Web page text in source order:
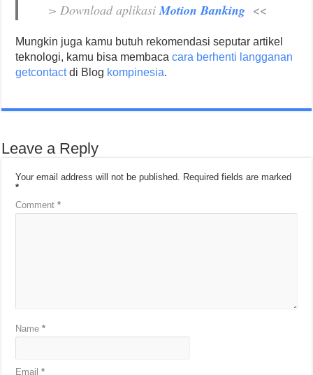
> Download aplikasiMotion Banking <<
Mungkin juga kamu butuh rekomendasi seputar artikel
teknologi, kamu bisa membacacara berhenti langganan
getcontactdi Blog kompinesia.
Leave a Reply
Your email address will not be published. Required fields are marked
*
Comment*
Name*
Email*